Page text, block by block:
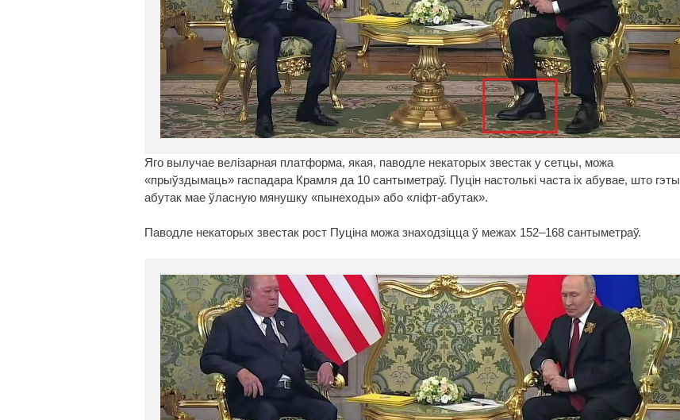
Яго вылучае велізарная платформа, якая, паводле некаторых звестак у сетцы, можа
«прыўздымаць» гаспадара Крамля да 10 сантыметраў. Пуцін настолькі часта іх абувае, што гэты
абутак мае ўласную мянушку «пынеходы» або «ліфт-абутак».
Паводле некаторых звестак рост Пуціна можа знаходзіцца ў межах 152–168 сантыметраў.